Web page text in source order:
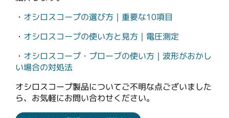
・ オシロスコープの選び方｜重要な10項目
・ オシロスコープの使い方と見方｜電圧測定
・ オシロスコープ・プローブの使い方｜波形がおかし
い場合の対処法
オシロスコープ製品についてご不明な点ございました
ら、お気軽にお問い合わせください。